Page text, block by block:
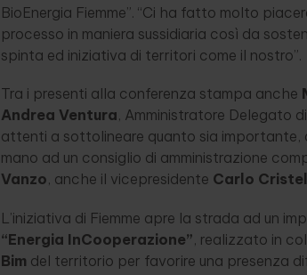
BioEnergia Fiemme”. “Ci ha fatto molto
processo in maniera sussidiaria così da
spinta ed iniziativa di territori come il nostro”.
Tra i presenti alla conferenza stampa anche
Andrea Ventura, Amministratore Delegato
attenti a sottolineare quanto sia importante,
mano ad un consiglio di amministrazione
Vanzo, anche il vicepresidente Carlo
L’iniziativa di Fiemme apre la strada ad un
“Energia InCooperazione”, realizzato in
Bim del territorio per favorire una presenza